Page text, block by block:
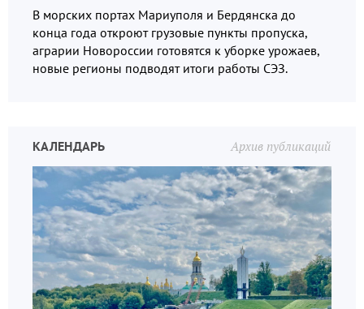
В морских портах Мариуполя и Бердянска до
конца года откроют грузовые пункты пропуска,
аграрии Новороссии готовятся к уборке урожаев,
новые регионы подводят итоги работы СЭЗ.
Архив публикаций
КАЛЕНДАРЬ